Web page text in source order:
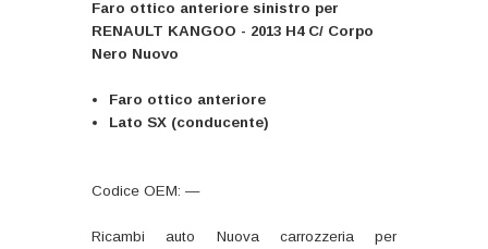
Faro ottico anteriore sinistro per
RENAULT KANGOO - 2013 H4 C/ Corpo
Nero Nuovo
Faro ottico anteriore
Lato SX (conducente)
Codice OEM: —
Ricambi auto Nuova carrozzeria per